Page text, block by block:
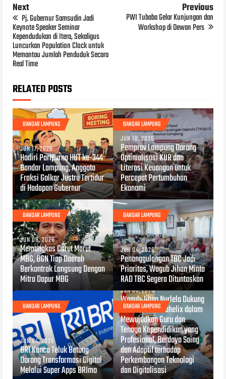
Next
Pj. Gubernur Samsudin Jadi
Keynote Speaker Seminar
Kependudukan di Itera, Sekaligus
Luncurkan Population Clock untuk
Memantau Jumlah Penduduk Secara
Real Time
Previous
PWI Tubaba Gelar Kunjungan dan
Workshop di Dewan Pers
RELATED POSTS
BANDAR LAMPUNG
JUN 17, 2026
Hadiri Paripurna HUT ke-344
Bandar Lampung, Anggota
Fraksi Golkar Justru Tertidur
di Hadapan Gubernur
BANDAR LAMPUNG
JUN 10, 2026
Pemprov Lampung Dorong
Optimalisasi KUR dan
Literasi Keuangan untuk
Percepat Pertumbuhan
Ekonomi
BANDAR LAMPUNG
JUN 08, 2026
Memangkas Carut Marut
MBG, BGN Tiap Daerah
Berkontrak Langsung Dengan
Mitra Dapur MBG
BANDAR LAMPUNG
JUN 04, 2026
Penanggulangan TBC Jadi
Prioritas, Wagub Jihan Minta
RAD TBC Segera Dituntaskan
BANDAR LAMPUNG
JUN 04, 2026
BRI Kanca Teluk Betung
Dorong Transformasi Digital
Melalui Super Apps BRImo
BANDAR LAMPUNG
JUN 03, 2026
Wagub Jihan Nurlela Dukung
Kolaborasi Hexahelix dalam
Mewujudkan Guru dan
Tenaga Kependidikan yang
Profesional, Berdaya Saing
dan Adaptif terhadap
Perkembangan Teknologi
dan Digitalisasi